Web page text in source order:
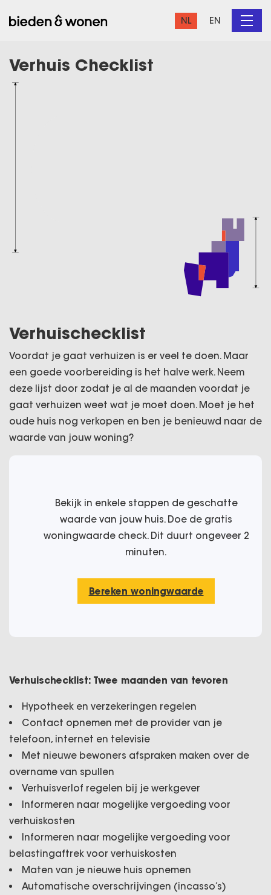
NL EN
Verhuis Checklist
Verhuischecklist
Voordat je gaat verhuizen is er veel te doen. Maar
een goede voorbereiding is het halve werk. Neem
deze lijst door zodat je al de maanden voordat je
gaat verhuizen weet wat je moet doen. Moet je het
oude huis nog verkopen en ben je benieuwd naar de
waarde van jouw woning?
Bekijk in enkele stappen de geschatte
waarde van jouw huis. Doe de gratis
woningwaarde check. Dit duurt ongeveer 2
minuten.
Bereken woningwaarde
Verhuischecklist: Twee maanden van tevoren
Hypotheek en verzekeringen regelen
Contact opnemen met de provider van je
telefoon, internet en televisie
Met nieuwe bewoners afspraken maken over de
overname van spullen
Verhuisverlof regelen bij je werkgever
Informeren naar mogelijke vergoeding voor
verhuiskosten
Informeren naar mogelijke vergoeding voor
belastingaftrek voor verhuiskosten
Maten van je nieuwe huis opnemen
Automatische overschrijvingen (incasso’s)